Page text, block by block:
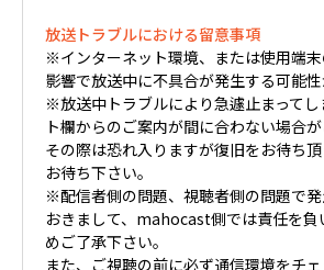
放送トラブルにおける留意事項
※インターネット環境、または使用端
影響で放送中に不具合が発生する可能性
※放送中トラブルにより急遽止まってし
ト欄からのご案内が間に合わない場合が
その際は恐れ入りますが復旧をお待ち
お待ち下さい。
※配信者側の問題、視聴者側の問題で
おきまして、mahocast側では責任を負
めご了承下さい。
また、ご視聴の前に必ず通信環境をチ